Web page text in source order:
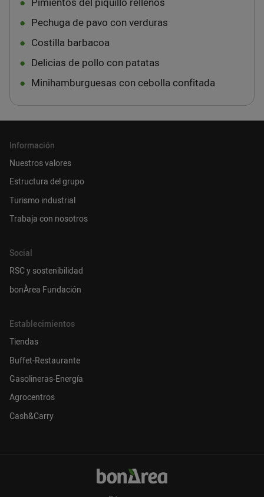
Pechuga de pavo con verduras
Costilla barbacoa
Delicias de pollo con patatas
Minihamburguesas con cebolla confitada
Información
Nuestros valores
Estructura del grupo
Turismo industrial
Trabaja con nosotros
Social
RSC y sostenibilidad
bonÀrea Fundación
Establecimientos
Tiendas
Buffet-Restaurante
Gasolineras-Energía
Agrocentros
Cash&Carry